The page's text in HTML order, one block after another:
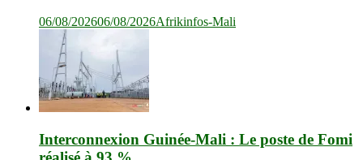
06/08/202606/08/2026Afrikinfos-Mali
Interconnexion Guinée-Mali : Le poste de Fomi